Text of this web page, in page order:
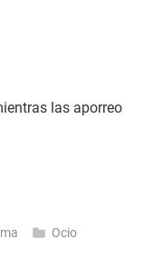
las aporreo
Ocio